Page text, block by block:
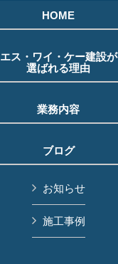
HOME
エス・ワイ・ケー建設が
選ばれる理由
業務内容
ブログ
お知らせ
施工事例